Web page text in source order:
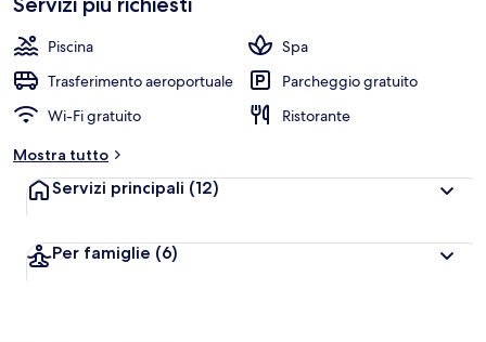
Piscina
Spa
Trasferimento aeroportuale
Parcheggio gratuito
Wi-Fi gratuito
Ristorante
Mostra tutto
Servizi principali (12)
Per famiglie (6)